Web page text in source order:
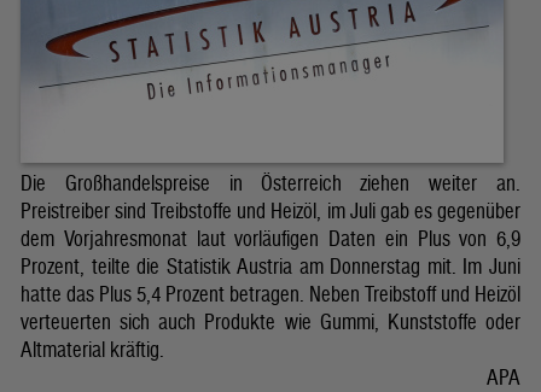
Die Großhandelspreise in Österreich ziehen weiter an.
Preistreiber sind Treibstoffe und Heizöl, im Juli gab es gegenüber
dem Vorjahresmonat laut vorläufigen Daten ein Plus von 6,9
Prozent, teilte die Statistik Austria am Donnerstag mit. Im Juni
hatte das Plus 5,4 Prozent betragen. Neben Treibstoff und Heizöl
verteuerten sich auch Produkte wie Gummi, Kunststoffe oder
Altmaterial kräftig.
APA